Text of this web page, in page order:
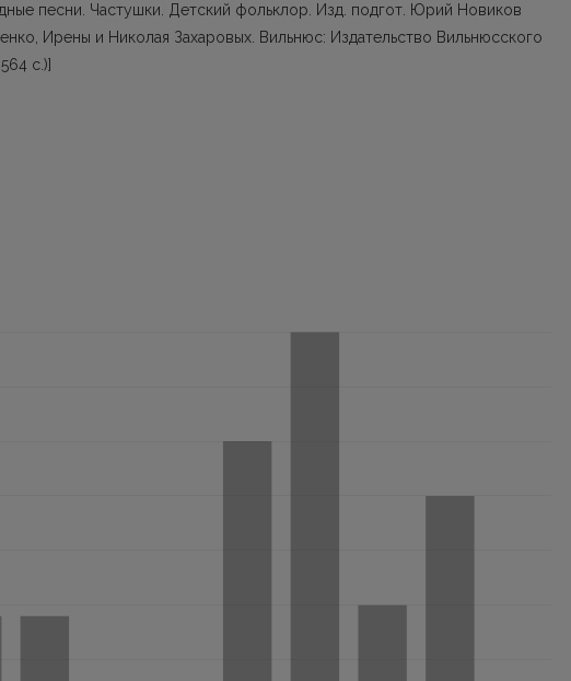
песни. Частушки. Детский фольклор. Изд. подгот. Юрий Новиков
Ирены и Николая Захаровых. Вильнюс: Издательство Вильнюсского
с.)]